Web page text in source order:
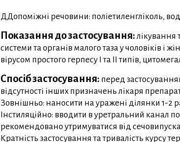
ДДопоміжні речовини: поліетиленгліколь,
Показання до застосування: лікування
системи та органів малого таза у чоловіків
вірусом простого герпесу I та II типів,
Спосіб застосування: перед
відсутності інших призначень лікаря
Зовнішньо: наносити на уражені ділянки 1-2
Інстиляційно: вводити в уретральний канал
рекомендовано утримуватися від
Кратність застосування та тривалість курсу